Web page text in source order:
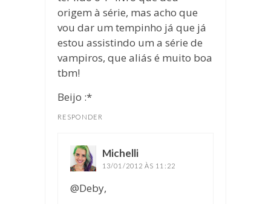
origem à série, mas acho que
vou dar um tempinho já que já
estou assistindo um a série de
vampiros, que aliás é muito boa
tbm!
Beijo :*
RESPONDER
Michelli
13/01/2012 ÀS 11:22
@Deby,